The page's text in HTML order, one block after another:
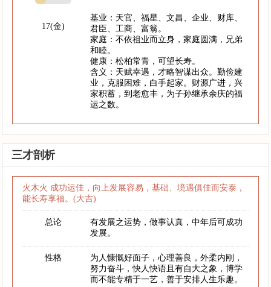
17(金)
基业：天官、福星、文昌、企业、财库、
君臣、工商、富翁。
家庭：不依祖业而立身，家庭圆满，兄弟
和睦。
健康：松柏常青，可望长寿。
含义：天赋幸遇，才略智谋出众。勤俭建
业，克服困难，白手起家。财源广进，兴
家积蓄，到老愈丰，为子孙继承余庆的福
运之数。
三才剖析
火木火 成功运佳，向上发展容易，基础、境遇俱佳而安泰，
能长寿享福。(大吉)
总论
有发展之运势，做事认真，中年后可成功
发展。
性格
为人慷慨好面子，心理善良，外柔内刚，
努力奋斗，快人快语且有自大之象，博学
而不能专精于一艺，善于安排人生乐趣。